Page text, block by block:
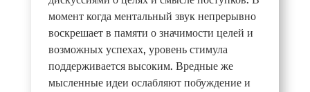
момент когда ментальный звук непрерывно
воскрешает в памяти о значимости целей и
возможных успехах, уровень стимула
поддерживается высоким. Вредные же
мысленные идеи ослабляют побуждение и